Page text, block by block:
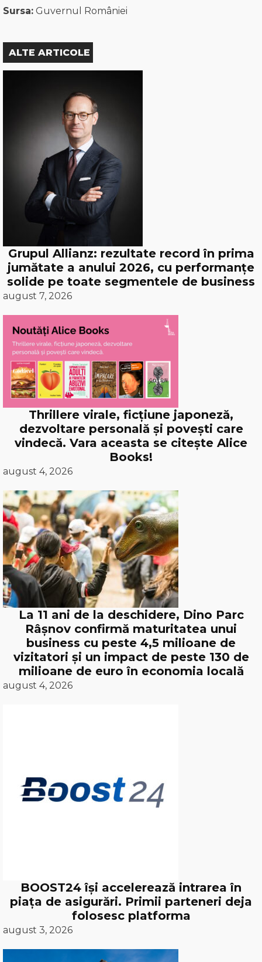
Sursa: Guvernul României
ALTE ARTICOLE
Grupul Allianz: rezultate record în prima
jumătate a anului 2026, cu performanțe
solide pe toate segmentele de business
august 7, 2026
Thrillere virale, ficțiune japoneză,
dezvoltare personală și povești care
vindecă. Vara aceasta se citește Alice
Books!
august 4, 2026
La 11 ani de la deschidere, Dino Parc
Râșnov confirmă maturitatea unui
business cu peste 4,5 milioane de
vizitatori și un impact de peste 130 de
milioane de euro în economia locală
august 4, 2026
BOOST24 își accelerează intrarea în
piața de asigurări. Primii parteneri deja
folosesc platforma
august 3, 2026